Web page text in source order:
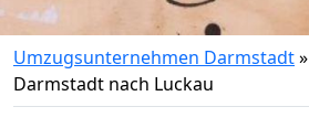
Umzugsunternehmen Darmstadt»
Darmstadt nach Luckau